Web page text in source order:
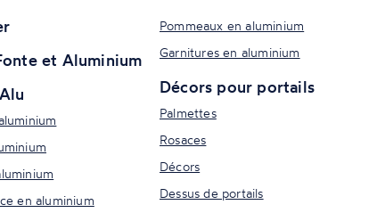
et Aluminium
en aluminium
Pommeaux en aluminium
Garnitures en aluminium
Décors pour portails
Palmettes
Rosaces
Décors
Dessus de portails